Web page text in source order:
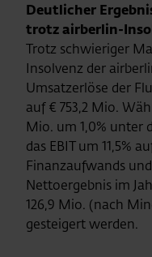
Deutlicher
trotz airberlin-
Trotz schwieriger
Insolvenz der
Umsatzerlöse der
auf € 753,2 Mio.
Mio. um 1,0% unter
das EBIT um 11,5%
Finanzaufwands
Nettoergebnis im
126,9 Mio. (nach
gesteigert werden.